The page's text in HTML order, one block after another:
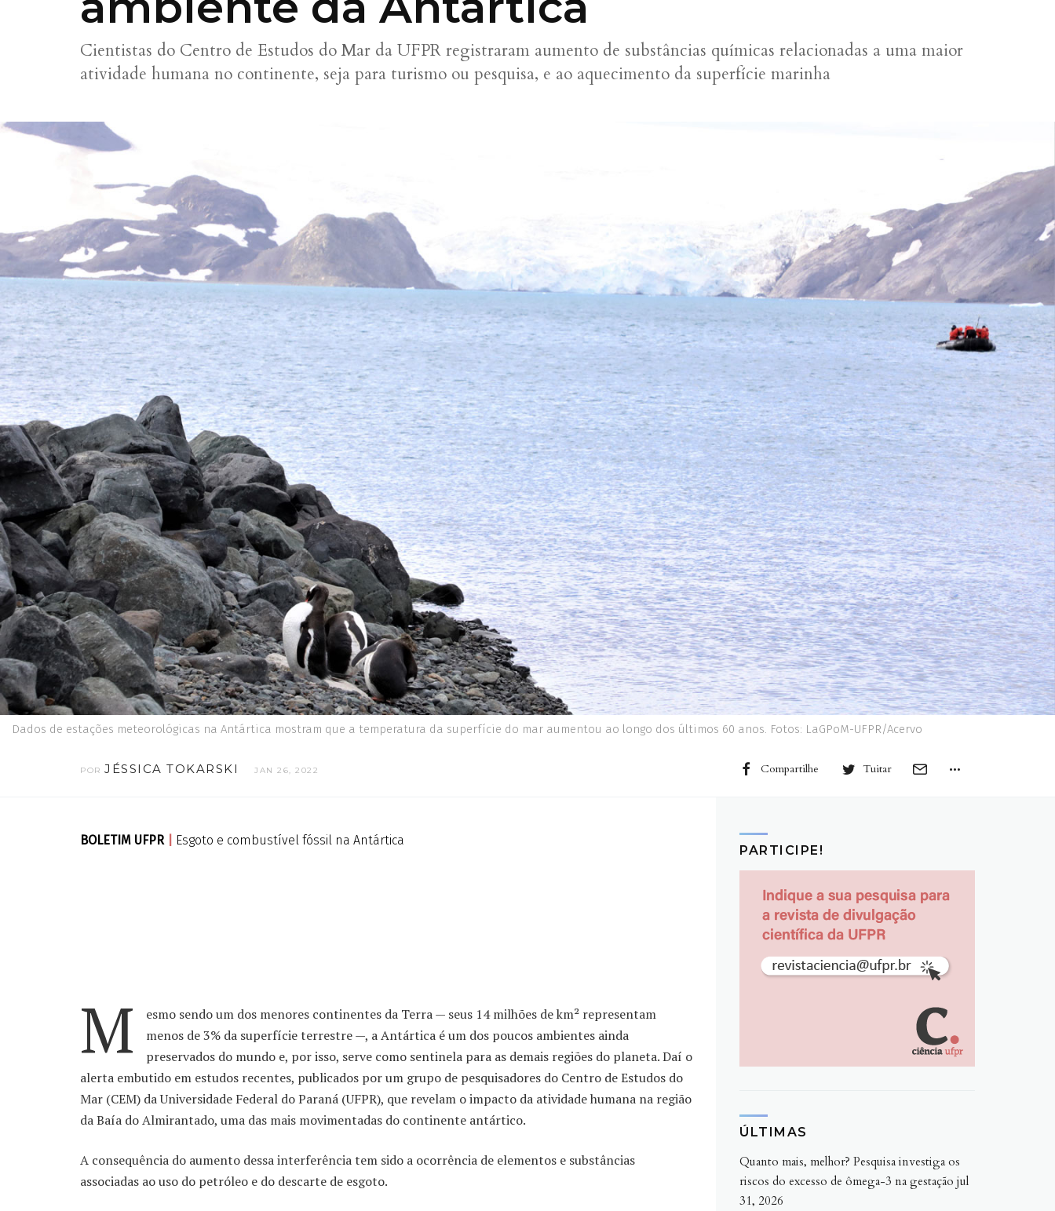
Cientistas do Centro de Estudos do Mar da UFPR registraram aumento de substâncias químicas relacionadas a uma maior
atividade humana no continente, seja para turismo ou pesquisa, e ao aquecimento da superfície marinha
Dados de estações meteorológicas na Antártica mostram que a temperatura da superfície do mar aumentou ao longo dos últimos 60 anos. Fotos: LaGPoM-UFPR/Acervo
POR JÉSSICA TOKARSKI JAN 26, 2022 Compartilhe Tuitar
BOLETIM UFPR Esgoto e combustível fóssil na Antártica
M
esmo sendo um dos menores continentes da Terra — seus 14 milhões de km² representam
menos de 3% da superfície terrestre —, a Antártica é um dos poucos ambientes ainda
preservados do mundo e, por isso, serve como sentinela para as demais regiões do planeta. Daí o
alerta embutido em estudos recentes, publicados por um grupo de pesquisadores do Centro de Estudos do
Mar (CEM) da Universidade Federal do Paraná (UFPR), que revelam o impacto da atividade humana na região
da Baía do Almirantado, uma das mais movimentadas do continente antártico.
A consequência do aumento dessa interferência tem sido a ocorrência de elementos e substâncias
associadas ao uso do petróleo e do descarte de esgoto.
PARTICIPE!
ÚLTIMAS
Quanto mais, melhor? Pesquisa investiga os
riscos do excesso de ômega-3 na gestação jul
31, 2026